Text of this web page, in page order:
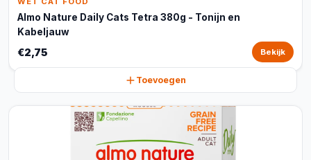
Almo Nature Daily Cats Tetra 380g - Tonijn en
Kabeljauw
€2,75 Bekijk
Toevoegen